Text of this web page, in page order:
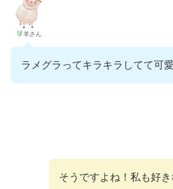
羊さん
ラメグラってキラキラしてて可
そうですよね！私も好